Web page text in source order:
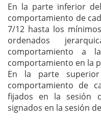
En la parte inferior
comportamiento de
7/12 hasta los
ordenados
comportamiento a
comportamiento en la
En la parte
comportamiento de
fijados en la sesión
signados en la sesión